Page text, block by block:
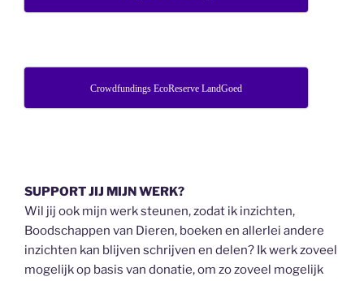
Crowdfundings EcoReserve LandGoed
SUPPORT JIJ MIJN WERK?
Wil jij ook mijn werk steunen, zodat ik inzichten,
Boodschappen van Dieren, boeken en allerlei andere
inzichten kan blijven schrijven en delen? Ik werk zoveel
mogelijk op basis van donatie, om zo zoveel mogelijk